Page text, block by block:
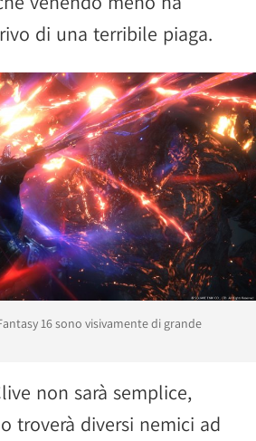
di una terribile piaga.
16 sono visivamente di grande
non sarà semplice,
troverà diversi nemici ad